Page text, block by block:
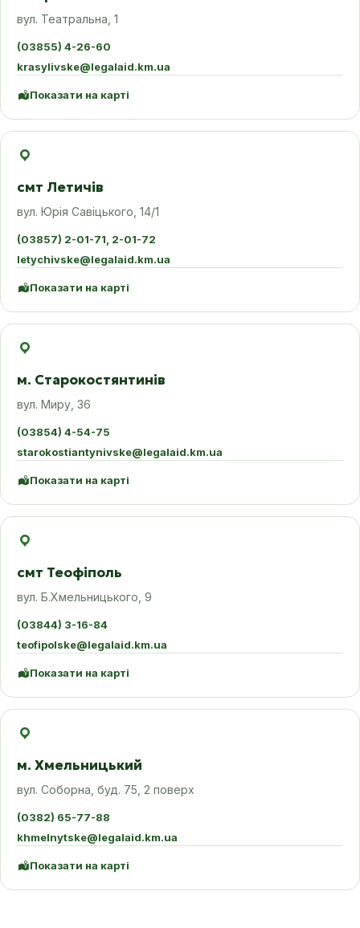
вул. Театральна, 1
(03855) 4-26-60
krasylivske@legalaid.km.ua
Показати на карті
смт Летичів
вул. Юрія Савіцького, 14/1
(03857) 2-01-71, 2-01-72
letychivske@legalaid.km.ua
Показати на карті
м. Старокостянтинів
вул. Миру, 36
(03854) 4-54-75
starokostiantynivske@legalaid.km.ua
Показати на карті
смт Теофіполь
вул. Б.Хмельницького, 9
(03844) 3-16-84
teofipolske@legalaid.km.ua
Показати на карті
м. Хмельницький
вул. Соборна, буд. 75, 2 поверх
(0382) 65-77-88
khmelnytske@legalaid.km.ua
Показати на карті